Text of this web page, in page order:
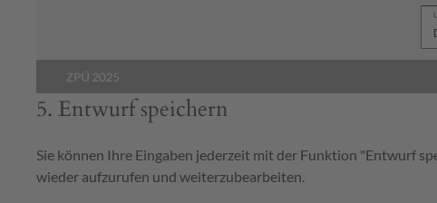
5. Entwurf speichern
Sie können Ihre Eingaben jederzeit mit der Funktion "Entwurf
wieder aufzurufen und weiterzubearbeiten.